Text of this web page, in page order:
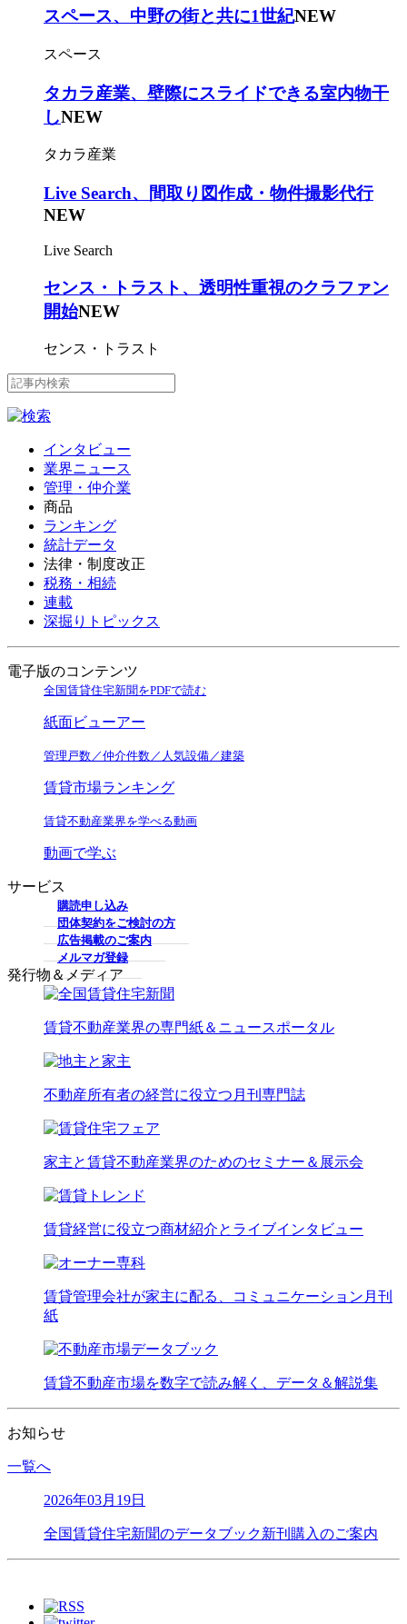
スペース、中野の街と共に1世紀NEW
スペース
タカラ産業、壁際にスライドできる室内物干
しNEW
タカラ産業
Live Search、間取り図作成・物件撮影代行
NEW
Live Search
センス・トラスト、透明性重視のクラファン
開始NEW
センス・トラスト
インタビュー
業界ニュース
管理・仲介業
商品
ランキング
統計データ
法律・制度改正
税務・相続
連載
深掘りトピックス
電子版のコンテンツ
全国賃貸住宅新聞をPDFで読む
紙面ビューアー
管理戸数／仲介件数／人気設備／建築
賃貸市場ランキング
賃貸不動産業界を学べる動画
動画で学ぶ
サービス
購読申し込み
団体契約をご検討の方
広告掲載のご案内
メルマガ登録
発行物＆メディア
賃貸不動産業界の専門紙＆ニュースポータル
不動産所有者の経営に役立つ月刊専門誌
家主と賃貸不動産業界のためのセミナー＆展示会
賃貸経営に役立つ商材紹介とライブインタビュー
賃貸管理会社が家主に配る、コミュニケーション月刊
紙
賃貸不動産市場を数字で読み解く、データ＆解説集
お知らせ
一覧へ
2026年03月19日
全国賃貸住宅新聞のデータブック新刊購入のご案内